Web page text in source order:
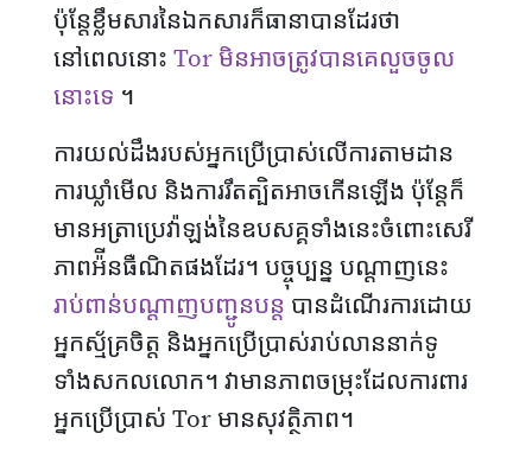
ប៉ុន្តែខ្លឹមសារនៃឯកសារក៏ធានាបានដែរថា
នៅពេលនោះ Tor មិនអាចត្រូវបានគេលួចចូល
នោះទេ ។
ការយល់ដឹងរបស់អ្នកប្រើប្រាស់លើការតាមដាន
ការឃ្លាំមើល និងការរឹតត្បិតអាចកើនឡើង ប៉ុន្តែក៏
មានអត្រាប្រេវ៉ាឡង់នៃឧបសគ្គទាំងនេះចំពោះសេរី
ភាពអ៉ីនធឺណិតផងដែរ។ បច្ចុប្បន្ន បណ្តាញនេះ
រាប់ពាន់បណ្តាញបញ្ជូនបន្ត បានដំណើរការដោយ
អ្នកស្ម័គ្រចិត្ត និងអ្នកប្រើប្រាស់រាប់លាននាក់ទូ
ទាំងសកលលោក។ វាមានភាពចម្រុះដែលការពារ
អ្នកប្រើប្រាស់ Tor មានសុវត្ថិភាព។